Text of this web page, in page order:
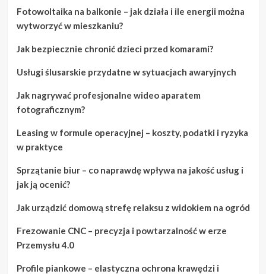
Fotowoltaika na balkonie – jak działa i ile energii można
wytworzyć w mieszkaniu?
Jak bezpiecznie chronić dzieci przed komarami?
Usługi ślusarskie przydatne w sytuacjach awaryjnych
Jak nagrywać profesjonalne wideo aparatem
fotograficznym?
Leasing w formule operacyjnej – koszty, podatki i ryzyka
w praktyce
Sprzątanie biur – co naprawdę wpływa na jakość usług i
jak ją ocenić?
Jak urządzić domową strefę relaksu z widokiem na ogród
Frezowanie CNC – precyzja i powtarzalność w erze
Przemysłu 4.0
Profile piankowe – elastyczna ochrona krawędzi i